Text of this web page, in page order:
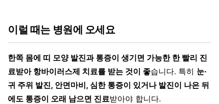
이럴 때는 병원에 오세요
한쪽 몸에 띠 모양 발진과 통증이 생기면 가능한 한 빨리 진
료받아 항바이러스제 치료를 받는 것이 좋습니다. 특히 눈·
귀 주위 발진, 안면마비, 심한 통증이 있거나 발진이 나은 뒤
에도 통증이 오래 남으면 진료받아야 합니다.